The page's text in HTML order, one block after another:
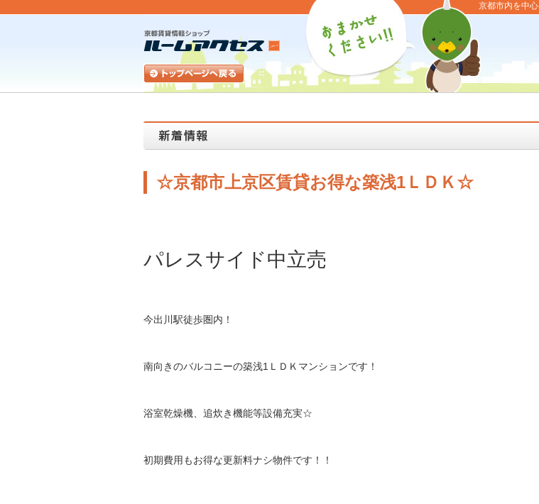
京都市内を中
☆京都市上京区賃貸お得な築浅1ＬＤＫ☆
パレスサイド中立売
今出川駅徒歩圏内！
南向きのバルコニーの築浅1ＬＤＫマンションです！
浴室乾燥機、追炊き機能等設備充実☆
初期費用もお得な更新料ナシ物件です！！